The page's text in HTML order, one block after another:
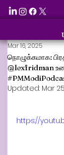
நொழுக்கமாக:
‪@lexfridman‬
Mar 16, 2025
Updated: Mar
https://